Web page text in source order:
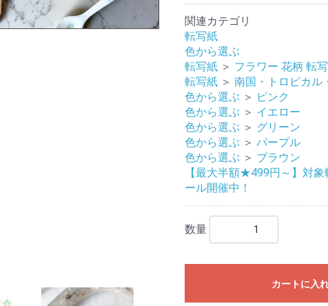
関連カテゴリ
転写紙
色から選ぶ
転写紙 ＞ フラワー 花柄 転
転写紙 ＞ 南国・トロピカル
色から選ぶ ＞ ピンク
色から選ぶ ＞ イエロー
色から選ぶ ＞ グリーン
色から選ぶ ＞ パープル
色から選ぶ ＞ ブラウン
【最大半額★499円～】対
ール開催中！
数量
カートに入